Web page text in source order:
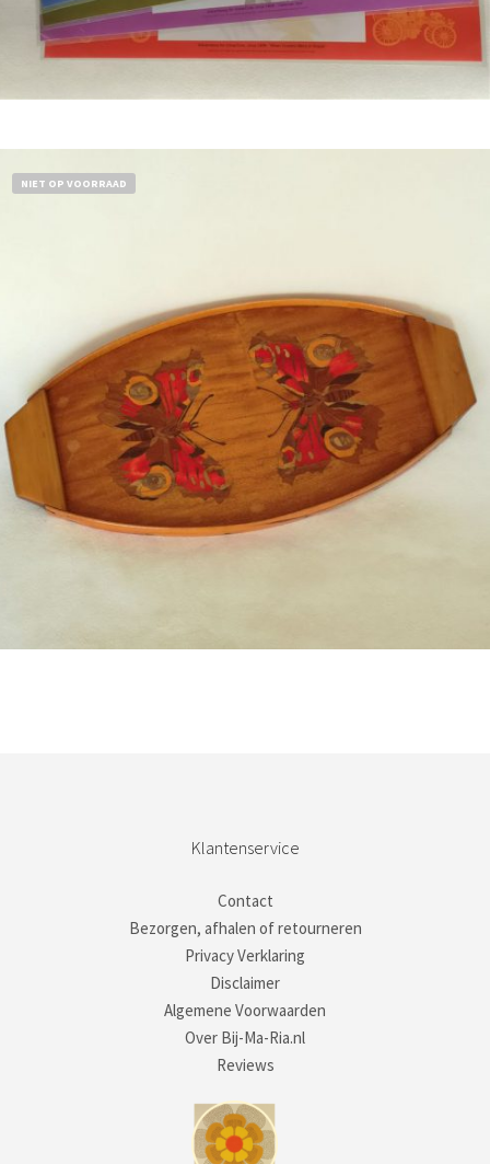
NIET OP VOORRAAD
Klantenservice
Contact
Bezorgen, afhalen of retourneren
Privacy Verklaring
Disclaimer
Algemene Voorwaarden
Over Bij-Ma-Ria.nl
Reviews